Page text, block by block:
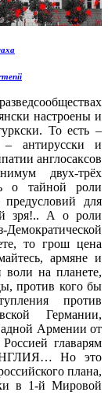
настроены и
То есть –
– антирусски и
англосаксов
двух-трёх
о тайной роли
для
зря!.. А о роли
то грош цена
армяне и
на планете,
против кого бы
против
Германии,
Армении от
главарям
Но это
плана,
в 1-й Мировой